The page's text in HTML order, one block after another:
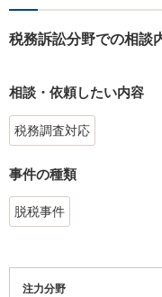
税務訴訟分野での相談
相談・依頼したい内容
税務調査対応
事件の種類
脱税事件
注力分野